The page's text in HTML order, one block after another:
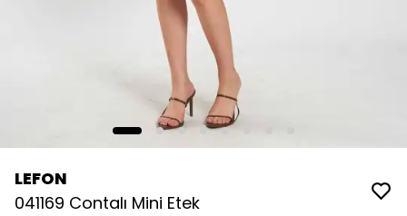
LEFON
041169 Contalı Mini Etek